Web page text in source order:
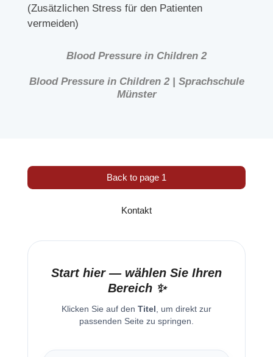
(Zusätzlichen Stress für den Patienten
vermeiden)
Blood Pressure in Children 2
Blood Pressure in Children 2 | Sprachschule
Münster
Back to page 1
Kontakt
Start hier — wählen Sie Ihren
Bereich ✨
Klicken Sie auf den Titel , um direkt zur
passenden Seite zu springen.